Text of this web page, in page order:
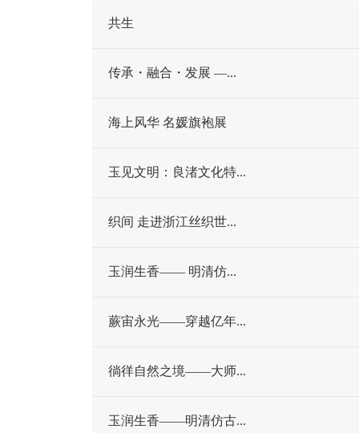
共生
传承・融合・发展 —...
海上风华 名媛旗袍展
玉见文明：良渚文化特...
织间 走进浙江丝织世...
玉润生香—— 明清仿...
蕨宙永光——穿越亿年...
徜徉自然之境——大师...
玉润生香——明清仿古...